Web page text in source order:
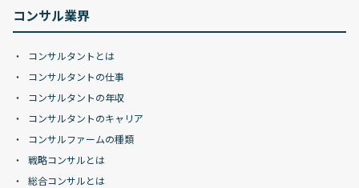
コンサル業界
コンサルタントとは
コンサルタントの仕事
コンサルタントの年収
コンサルタントのキャリア
コンサルファームの種類
戦略コンサルとは
総合コンサルとは